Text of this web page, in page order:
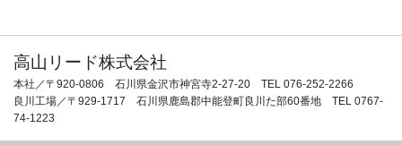
高山リード株式会社
本社／〒920-0806 石川県金沢市神宮寺2-27-20 TEL 076-252-2266
良川工場／〒929-1717 石川県鹿島郡中能登町良川た部60番地 TEL 0767-
74-1223